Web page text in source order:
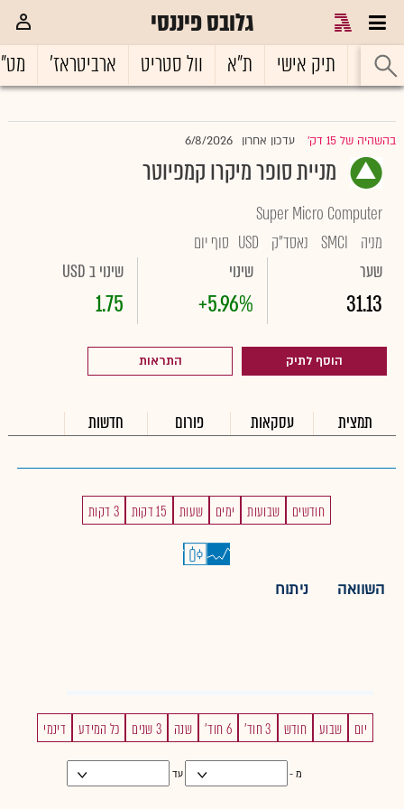
גלובס פיננסי
ראשי תיק אישי ת"א וול סטריט ארביטראז'
בהשהיה של 15 דק' עדכון אחרון 6/8/2026
מניית סופר מיקרו קמפיוטר
Super Micro Computer
מניה
SMCI נאסד"ק USD סוף יום
שער
31.13
שינוי
+5.96%
שינוי ב USD
1.75
הוסף לתיק התראות
תמצית עסקאות פורום חדשות
חודשים שבועות ימים שעות 15 דקות 3 דקות
השוואה ניתוח
יום שבוע חודש 3 חוד' 6 חוד' שנה 3 שנים כל המידע דינמי
מ - עד